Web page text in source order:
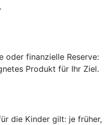
oder finanzielle Reserve:
Produkt für Ihr Ziel.
die Kinder gilt: je früher,